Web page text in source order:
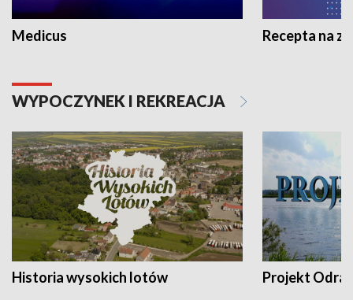
Medicus Recepta na
WYPOCZYNEK I REKREACJA
Historia wysokich lotów Projekt Odra